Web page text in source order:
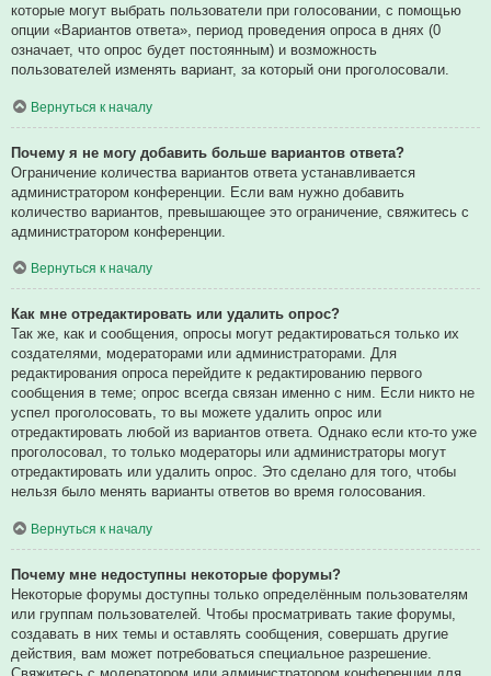
которые могут выбрать пользователи при голосовании, с помощью
опции «Вариантов ответа», период проведения опроса в днях (0
означает, что опрос будет постоянным) и возможность
пользователей изменять вариант, за который они проголосовали.
Вернуться к началу
Почему я не могу добавить больше вариантов ответа?
Ограничение количества вариантов ответа устанавливается
администратором конференции. Если вам нужно добавить
количество вариантов, превышающее это ограничение, свяжитесь с
администратором конференции.
Вернуться к началу
Как мне отредактировать или удалить опрос?
Так же, как и сообщения, опросы могут редактироваться только их
создателями, модераторами или администраторами. Для
редактирования опроса перейдите к редактированию первого
сообщения в теме; опрос всегда связан именно с ним. Если никто не
успел проголосовать, то вы можете удалить опрос или
отредактировать любой из вариантов ответа. Однако если кто-то уже
проголосовал, то только модераторы или администраторы могут
отредактировать или удалить опрос. Это сделано для того, чтобы
нельзя было менять варианты ответов во время голосования.
Вернуться к началу
Почему мне недоступны некоторые форумы?
Некоторые форумы доступны только определённым пользователям
или группам пользователей. Чтобы просматривать такие форумы,
создавать в них темы и оставлять сообщения, совершать другие
действия, вам может потребоваться специальное разрешение.